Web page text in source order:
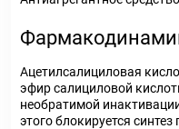
Ацетилсалициловая
эфир салициловой
необратимой
этого блокируется